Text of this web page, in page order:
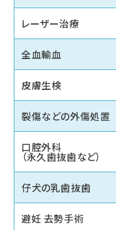
レーザー治療
全血輸血
皮膚生検
裂傷などの外傷処置
口腔外科
（永久歯抜歯など）
仔犬の乳歯抜歯
避妊 去勢手術